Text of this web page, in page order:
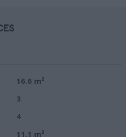
16.6 m²
3
4
11.1 m²